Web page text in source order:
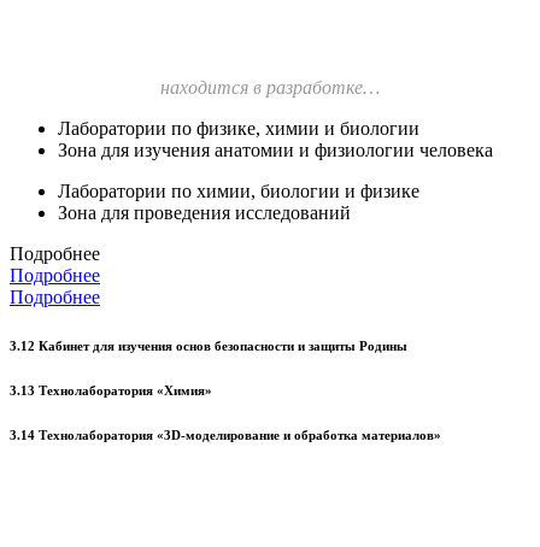
находится в разработке…
Лаборатории по физике, химии и биологии
Зона для изучения анатомии и физиологии человека
Лаборатории по химии, биологии и физике
Зона для проведения исследований
Подробнее
Подробнее
Подробнее
3.12 Кабинет для изучения основ безопасности и защиты Родины
3.13 Технолаборатория «Химия»
3.14 Технолаборатория «3D-моделирование и обработка материалов»